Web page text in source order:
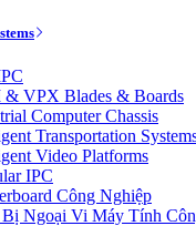
& VPX Blades & Boards
Computer Chassis
Transportation
Video Platforms
IPC
Công Nghiệp
Ngoại Vi Máy Tính